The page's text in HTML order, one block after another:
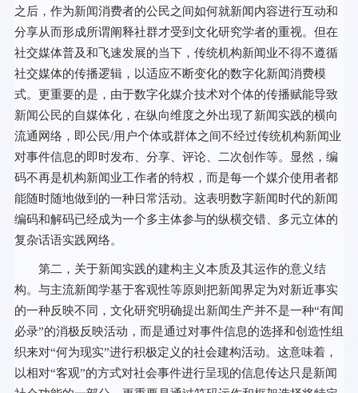
之后，作为新闻消费者的公民之间如何就新闻内容进行互动和
分享从而形成所谓阐释社群才受到文化研究学者的重视。但在
社交媒体普及和飞速发展的当下，传统机构新闻业不得不遵循
社交媒体的传播逻辑，以适应不断变化的数字化新闻消费模
式。更重要的是，由于数字化媒介技术对个体的传播赋能导致
新闻公民的自媒体化，在纵向维度之外出现了新闻实践的横向
流通网络，即公民/用户个体或群体之间不经过传统机构新闻业
对事件信息的即时发布、分享、评论、二次创作等。显然，编
码不再是机构新闻业工作者的特权，而是每一个媒介使用者都
能随时随地做到的一种日常活动。这表明数字新闻时代的新闻
编码和解码已经成为一个多主体参与的纵横交错、多元立体的
复杂话语实践网络。
第二，关于新闻实践的建构主义本质及其运作的意义结
构。与主流新闻学基于客观性等原则把新闻界定为对新近事实
的一种反映不同，文化研究明确提出新闻生产并不是一种“有闻
必录”的消极反映活动，而是通过对事件信息的选择和创造性组
织来对“何为现实”进行积极定义的社会建构活动。这意味着，
以相对“客观”的方式对社会事件进行呈现的信息传达只是新闻